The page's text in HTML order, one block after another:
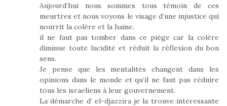
Aujourd’hui nous sommes tous témoin de ces
meurtres et nous voyons le visage d’une injustice qui
nourrit la colère et la haine.
il ne faut pas tomber dans ce piège car la colère
diminue toute lucidité et réduit la réflexion du bon
sens.
Je pense que les mentalités changent dans les
opinions dans le monde et qu’il ne faut pas réduire
tous les israeliens à leur gouvernement.
La démarche d’ el-djazzira je la trouve intéressante